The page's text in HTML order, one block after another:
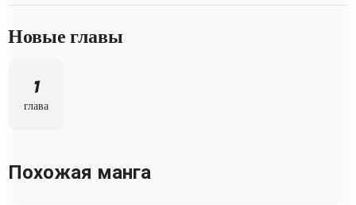
Новые главы
1
глава
Похожая манга